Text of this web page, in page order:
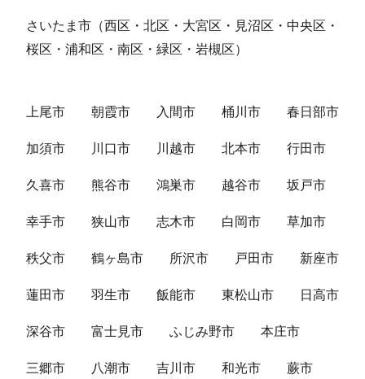
さいたま市（西区・北区・大宮区・見沼区・中央区・
桜区・浦和区・南区・緑区・岩槻区）
上尾市 朝霞市 入間市 桶川市 春日部市
加須市 川口市 川越市 北本市 行田市
久喜市 熊谷市 鴻巣市 越谷市 坂戸市
幸手市 狭山市 志木市 白岡市 草加市
秩父市 鶴ヶ島市 所沢市 戸田市 新座市
蓮田市 羽生市 飯能市 東松山市 日高市
深谷市 富士見市 ふじみ野市 本庄市
三郷市 八潮市 吉川市 和光市 蕨市